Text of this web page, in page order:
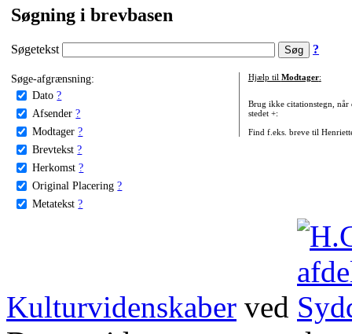
Søgning i brevbasen
Søgetekst ?
Søge-afgrænsning:
Dato ?
Afsender ?
Modtager ?
Brevtekst ?
Herkomst ?
Original Placering ?
Metatekst ?
Hjælp til Modtager:
Brug ikke citationstegn, når
stedet +:
Find f.eks. breve til
Kulturvidenskaber ved